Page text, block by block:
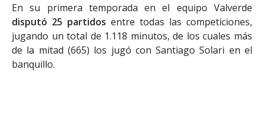
En su primera temporada en el equipo Valverde
disputó 25 partidos entre todas las competiciones,
jugando un total de 1.118 minutos, de los cuales más
de la mitad (665) los jugó con Santiago Solari en el
banquillo.